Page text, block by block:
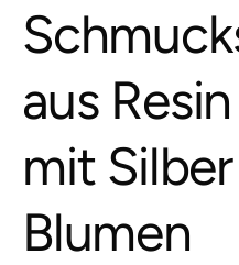
aus
mit
Blumen